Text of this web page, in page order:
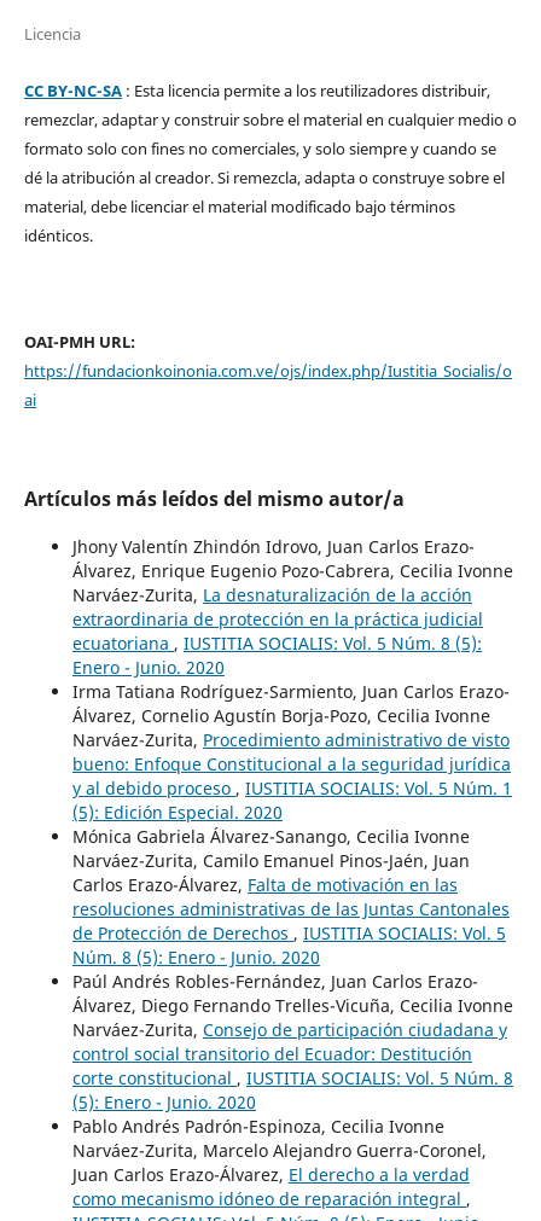
Licencia
CC BY-NC-SA: Esta licencia permite a los reutilizadores distribuir,
remezclar, adaptar y construir sobre el material en cualquier medio o
formato solo con fines no comerciales, y solo siempre y cuando se
dé la atribución al creador. Si remezcla, adapta o construye sobre el
material, debe licenciar el material modificado bajo términos
idénticos.
OAI-PMH URL:
https://fundacionkoinonia.com.ve/ojs/index.php/Iustitia_Socialis/o
ai
Artículos más leídos del mismo autor/a
Jhony Valentín Zhindón Idrovo, Juan Carlos Erazo-
Álvarez, Enrique Eugenio Pozo-Cabrera, Cecilia Ivonne
Narváez-Zurita, La desnaturalización de la acción
extraordinaria de protección en la práctica judicial
ecuatoriana , IUSTITIA SOCIALIS: Vol. 5 Núm. 8 (5):
Enero - Junio. 2020
Irma Tatiana Rodríguez-Sarmiento, Juan Carlos Erazo-
Álvarez, Cornelio Agustín Borja-Pozo, Cecilia Ivonne
Narváez-Zurita, Procedimiento administrativo de visto
bueno: Enfoque Constitucional a la seguridad jurídica
y al debido proceso , IUSTITIA SOCIALIS: Vol. 5 Núm. 1
(5): Edición Especial. 2020
Mónica Gabriela Álvarez-Sanango, Cecilia Ivonne
Narváez-Zurita, Camilo Emanuel Pinos-Jaén, Juan
Carlos Erazo-Álvarez, Falta de motivación en las
resoluciones administrativas de las Juntas Cantonales
de Protección de Derechos , IUSTITIA SOCIALIS: Vol. 5
Núm. 8 (5): Enero - Junio. 2020
Paúl Andrés Robles-Fernández, Juan Carlos Erazo-
Álvarez, Diego Fernando Trelles-Vicuña, Cecilia Ivonne
Narváez-Zurita, Consejo de participación ciudadana y
control social transitorio del Ecuador: Destitución
corte constitucional , IUSTITIA SOCIALIS: Vol. 5 Núm. 8
(5): Enero - Junio. 2020
Pablo Andrés Padrón-Espinoza, Cecilia Ivonne
Narváez-Zurita, Marcelo Alejandro Guerra-Coronel,
Juan Carlos Erazo-Álvarez, El derecho a la verdad
como mecanismo idóneo de reparación integral ,